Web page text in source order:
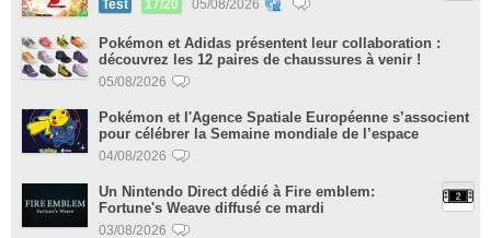
Test 17/20 05/08/2026
Pokémon et Adidas présentent leur collaboration :
découvrez les 12 paires de chaussures à venir !
05/08/2026
Pokémon et l'Agence Spatiale Européenne s’associent
pour célébrer la Semaine mondiale de l’espace
04/08/2026
Un Nintendo Direct dédié à Fire emblem:
Fortune's Weave diffusé ce mardi
03/08/2026